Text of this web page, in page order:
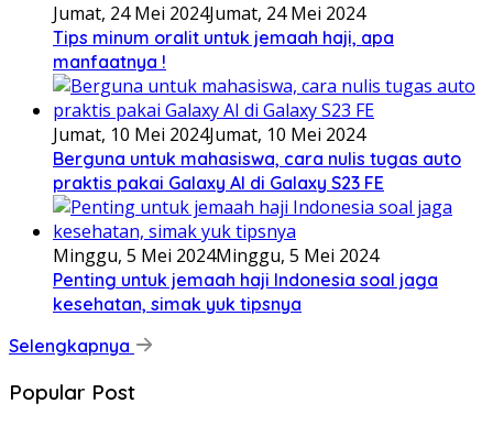
Jumat, 24 Mei 2024Jumat, 24 Mei 2024
Tips minum oralit untuk jemaah haji, apa
manfaatnya !
Jumat, 10 Mei 2024Jumat, 10 Mei 2024
Berguna untuk mahasiswa, cara nulis tugas auto
praktis pakai Galaxy AI di Galaxy S23 FE
Minggu, 5 Mei 2024Minggu, 5 Mei 2024
Penting untuk jemaah haji Indonesia soal jaga
kesehatan, simak yuk tipsnya
Selengkapnya
Popular Post